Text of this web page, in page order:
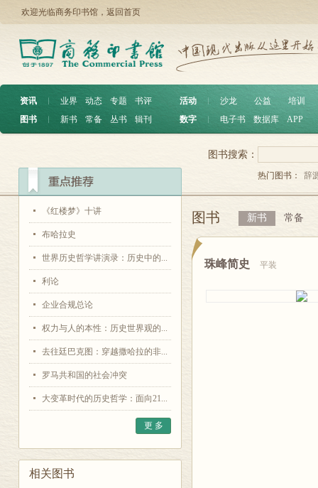
欢迎光临商务印书馆， 返回首页
资讯 ︱ 业界 动态 专题
书评
图书
︱ 新书 常备 丛书 辑刊
活动 沙龙 公益
培训
数字
电子书 数据库 APP
《红楼梦》十讲
布哈拉史
世界历史哲学讲演录：历史中的...
利论
企业合规总论
权力与人的本性：历史世界观的...
去往廷巴克图：穿越撒哈拉的非...
罗马共和国的社会冲突
大变革时代的历史哲学：面向21...
更 多
相关图书
图书搜索：
热门图书： 辞
图书 新书 常备
珠峰简史 平装